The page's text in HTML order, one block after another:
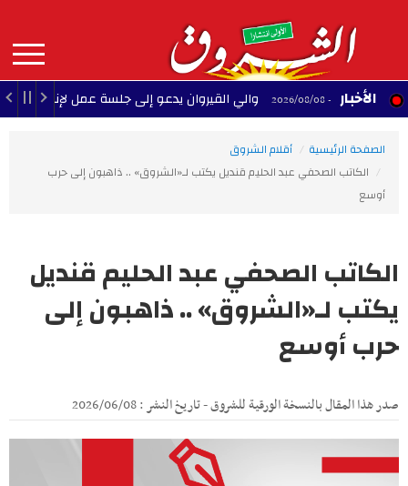
contenu
principal
MAIN
NAVIGATION الأخبار
22:35 - 2026/08/08 والي القيروان يدعو إلى جلسة عمل لإنقاذ الشبيبة
الصفحة الرئيسية
أقلام الشروق
الكاتب الصحفي عبد الحليم قنديل يكتب لـ«الشروق» .. ذاهبون إلى حرب
أوسع
الكاتب الصحفي عبد الحليم قنديل
يكتب لـ«الشروق» .. ذاهبون إلى
حرب أوسع
صدر هذا المقال بالنسخة الورقية للشروق - تاريخ النشر : 2026/06/08